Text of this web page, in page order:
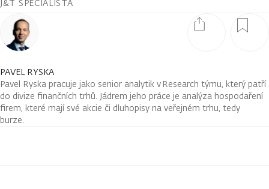
J&T SPECIALISTA
PAVEL RYSKA
Pavel Ryska pracuje jako senior analytik v Research týmu, který patří
do divize finančních trhů. Jádrem jeho práce je analýza hospodaření
firem, které mají své akcie či dluhopisy na veřejném trhu, tedy
burze.